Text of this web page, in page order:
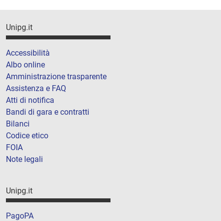
Unipg.it
Accessibilità
Albo online
Amministrazione trasparente
Assistenza e FAQ
Atti di notifica
Bandi di gara e contratti
Bilanci
Codice etico
FOIA
Note legali
Unipg.it
PagoPA